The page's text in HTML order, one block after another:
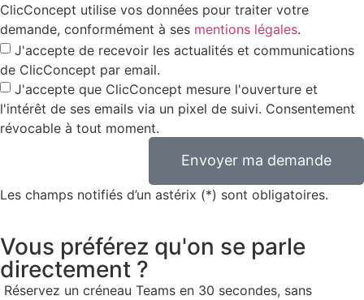
ClicConcept utilise vos données pour traiter votre
demande, conformément à ses mentions légales.
J'accepte de recevoir les actualités et communications
de ClicConcept par email.
J'accepte que ClicConcept mesure l'ouverture et
l'intérêt de ses emails via un pixel de suivi. Consentement
révocable à tout moment.
Envoyer ma demande
Les champs notifiés d’un astérix (*) sont obligatoires.
Vous préférez qu'on se parle
directement ?
Réservez un créneau Teams en 30 secondes, sans